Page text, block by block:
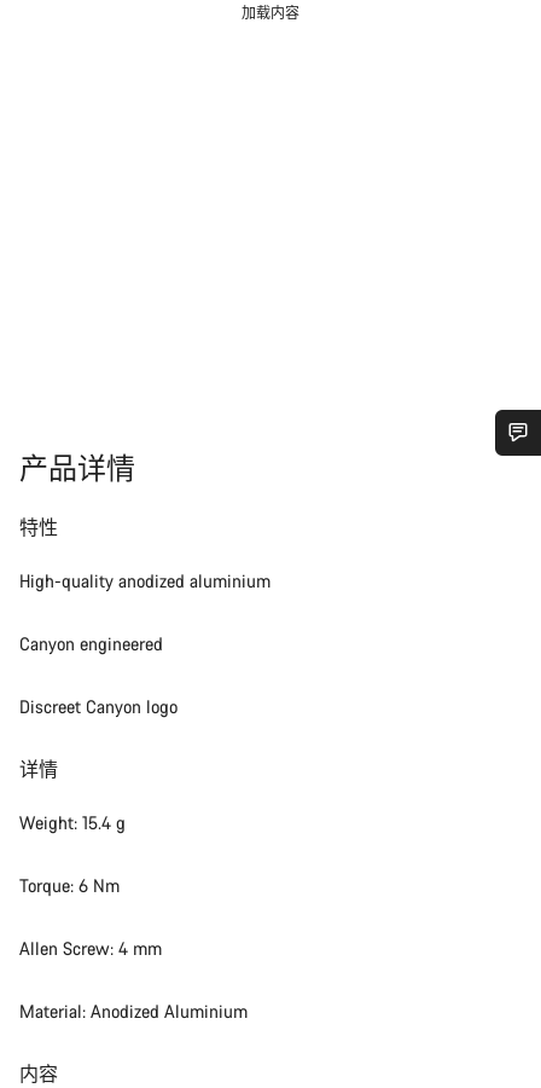
加载内容
产品详情
特性
High-quality anodized aluminium
Canyon engineered
Discreet Canyon logo
详情
Weight: 15.4 g
Torque: 6 Nm
Allen Screw: 4 mm
Material: Anodized Aluminium
内容
您需要帮助吗？